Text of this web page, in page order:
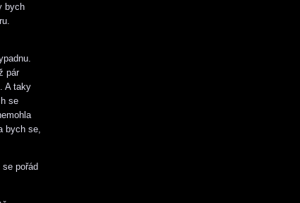
bych
pár
A taky
se
bych se,
pořád